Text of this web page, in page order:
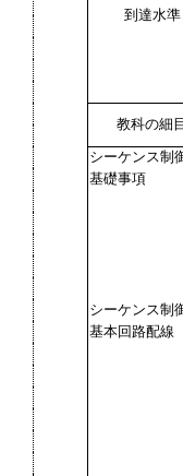
到達水準
教科の細目
シーケンス制
基礎事項
シーケンス制
基本回路配線